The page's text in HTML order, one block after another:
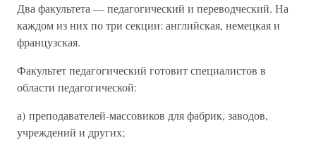
Два факультета — педагогический и переводческий. На
каждом из них по три секции: английская, немецкая и
французская.
Факультет педагогический готовит специалистов в
области педагогической:
а) преподавателей-массовиков для фабрик, заводов,
учреждений и других;